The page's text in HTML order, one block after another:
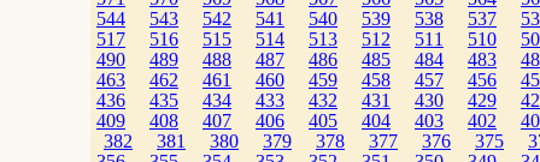
544
543 542 541 540 539 538 537
517
516 515 514 513 512 511 510
490
489 488 487 486 485 484 483
463
462 461 460 459 458 457 456
436
435 434 433 432 431 430 429
409
408 407 406 405 404 403 402
382
381 380 379 378 377 376 375